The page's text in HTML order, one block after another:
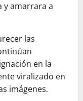
y amarrara a
las
en la
viralizado en
imágenes.